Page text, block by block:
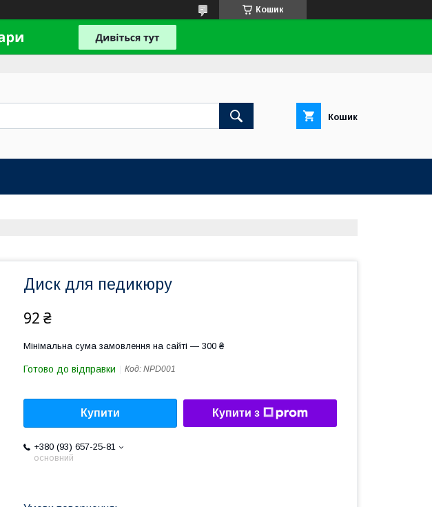
Кошик
Кошик
Диск для педикюру
92 ₴
Мінімальна сума замовлення на сайті — 300 ₴
Готово до відправки Код: NPD001
Купити Купити з
+380 (93) 657-25-81
основний